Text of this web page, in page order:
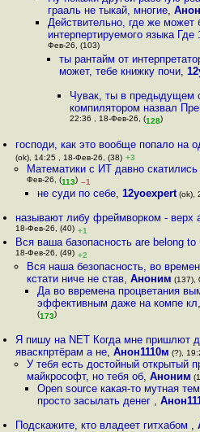
грааль не тыкай, многие,
Действительно, где же может
интерпертируемого языка Где
Фев-26, (103)
ты рантайм от
может, тебе книжку почи,
Чувак, ты в предыдущем
компилятором назвал
22:36 , 18-Фев-26, (128)
господи, как это вообще попало на
(ok), 14:25 , 18-Фев-26, (38) +3
Математики с ИТ давно
Фев-26, (113) –1
не суди по себе, 12yoexpert(ok),
называют либу фреймворком - верх
18-Фев-26, (40) +1
Вся ваша базопасность are belong to
18-Фев-26, (49) +2
Вся наша безопасность, во
кстати ниче не став, Аноним (137),
Да во ввремена процветания
эффективным даже на компе кл,
(173)
Я пишу на NET Когда мне пришлют
яваскпртёрам а не,Анон1110м (?),
У тебя есть достойный открытый
майкрософт, но тебя об, Аноним
Open source какая-то мутная
просто засылать денег ,
Подскажите, кто владеет гитхабом ,